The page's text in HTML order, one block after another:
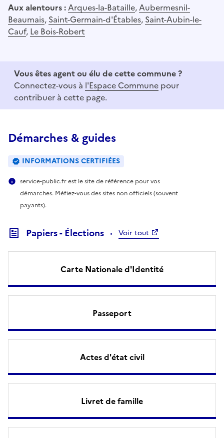
Aux alentours :Arques-la-Bataille,Aubermesnil-
Beaumais, Saint-Germain-d'Étables, Saint-Aubin-le-
Cauf, Le Bois-Robert
Vous êtes agent ou élu de cette commune ?
Connectez-vous à l'Espace Commune pour
contribuer à cette page.
Démarches & guides
INFORMATIONS CERTIFIÉES
service-public.fr est le site de référence pour vos
démarches. Méfiez-vous des sites non officiels (souvent
payants).
Papiers - Élections Voir tout
Carte Nationale d'Identité
Passeport
Actes d'état civil
Livret de famille